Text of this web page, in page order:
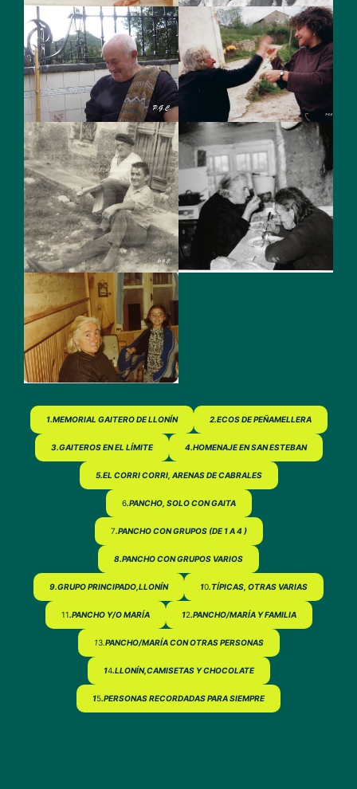
1.MEMORIAL GAITERO DE LLONÍN 2.ECOS DE PEÑAMELLERA
3.GAITEROS EN EL LÍMITE 4.HOMENAJE EN SAN ESTEBAN
5.EL CORRI CORRI, ARENAS DE CABRALES
6.PANCHO, SOLO CON GAITA
7.PANCHO CON GRUPOS (DE 1 A 4 )
8.PANCHO CON GRUPOS VARIOS
9.GRUPO PRINCIPADO,LLONÍN 10.TÍPICAS, OTRAS VARIAS
11.PANCHO Y/O MARÍA 12.PANCHO/MARÍA Y FAMILIA
13.PANCHO/MARÍA CON OTRAS PERSONAS
14.LLONÍN,CAMISETAS Y CHOCOLATE
15.PERSONAS RECORDADAS PARA SIEMPRE